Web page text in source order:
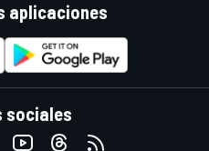
aplicaciones
sociales